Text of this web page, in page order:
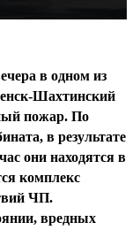
в одном из
Шахтинский
пожар. По
в результате
они находятся в
комплекс
ЧП.
вредных